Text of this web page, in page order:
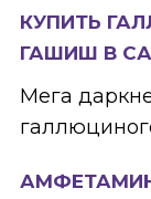
КУПИТЬ
ГАШИШ В
Мега